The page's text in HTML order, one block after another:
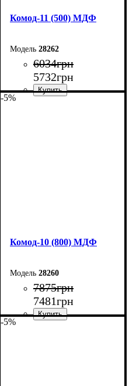
Комод-11 (500) МДФ
28262
6034грн
5732грн
-5%
Комод-10 (800) МДФ
28260
7875грн
7481грн
-5%